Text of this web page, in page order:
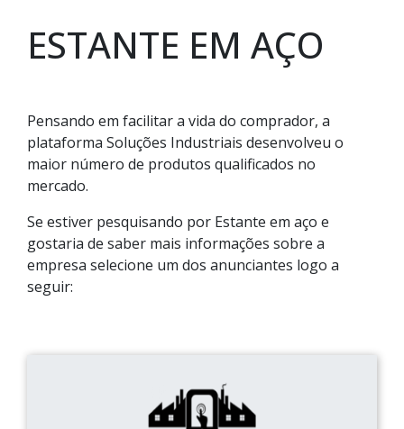
ESTANTE EM AÇO
Pensando em facilitar a vida do comprador, a
plataforma Soluções Industriais desenvolveu o
maior número de produtos qualificados no
mercado.
Se estiver pesquisando por Estante em aço e
gostaria de saber mais informações sobre a
empresa selecione um dos anunciantes logo a
seguir: